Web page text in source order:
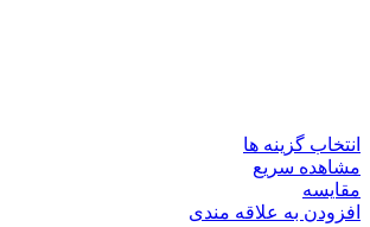
انتخاب گزینه ها
مشاهده سریع
مقایسه
افزودن به علاقه مندی